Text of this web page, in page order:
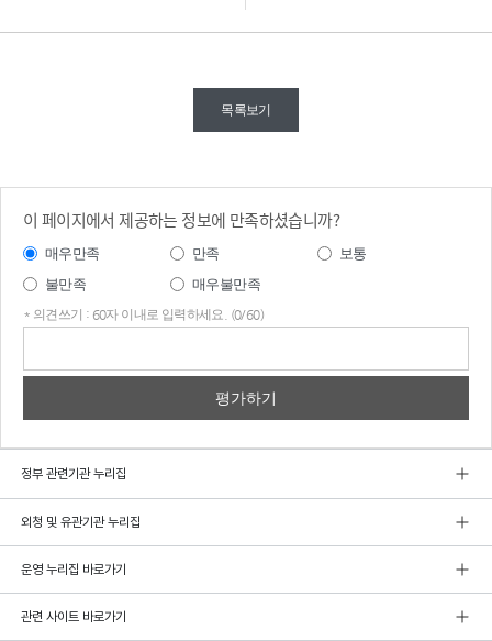
목록보기
이 페이지에서 제공하는 정보에 만족하셨습니까?
매우만족 만족
보통
불만족
매우불만족
* 의견쓰기 : 60자 이내로 입력하세요. (0/60)
정부 관련기관 누리집
외청 및 유관기관 누리집
운영 누리집 바로가기
관련 사이트 바로가기